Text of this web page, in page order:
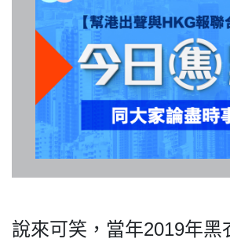
登記支持
聯絡我們
說來可笑，當年2019年黑